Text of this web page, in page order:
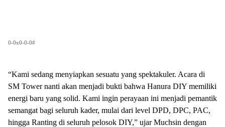
0-0x0-0-0#
“Kami sedang menyiapkan sesuatu yang spektakuler. Acara di
SM Tower nanti akan menjadi bukti bahwa Hanura DIY memiliki
energi baru yang solid. Kami ingin perayaan ini menjadi pemantik
semangat bagi seluruh kader, mulai dari level DPD, DPC, PAC,
hingga Ranting di seluruh pelosok DIY,” ujar Muchsin dengan